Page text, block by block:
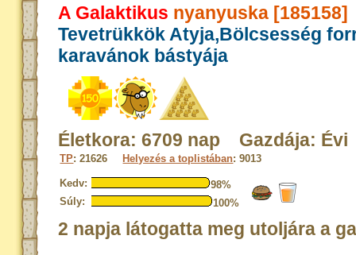
A Galaktikus nyanyuska [185158]
Tevetrükkök Atyja,Bölcsesség
karavánok bástyája
Életkora: 6709 nap Gazdája: Évi
TP: 21626 Helyezés a toplistában: 9013
Kedv:
98%
Súly:
100%
2 napja látogatta meg utoljára a